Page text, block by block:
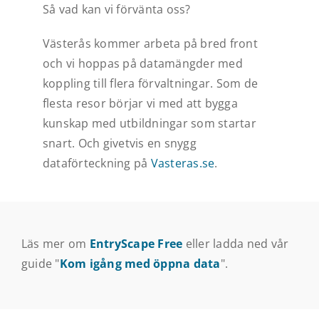
Så vad kan vi förvänta oss?
Västerås kommer arbeta på bred front
och vi hoppas på datamängder med
koppling till flera förvaltningar. Som de
flesta resor börjar vi med att bygga
kunskap med utbildningar som startar
snart. Och givetvis en snygg
dataförteckning på Vasteras.se.
Läs mer om EntryScape Free eller ladda ned vår
guide "Kom igång med öppna data".